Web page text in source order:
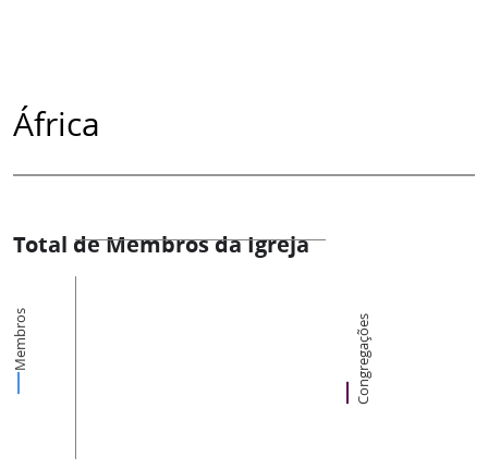
África
Total de Membros da Igreja
Membros Congregações